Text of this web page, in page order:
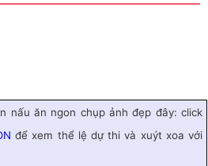
nấu ăn ngon chụp ảnh đẹp đây: click
để xem thể lệ dự thi và xuýt xoa với